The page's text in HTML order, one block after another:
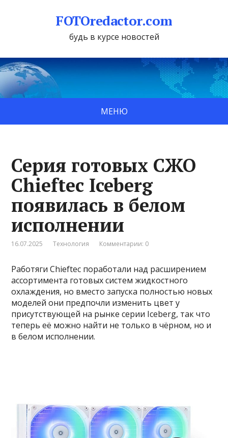
FOTOredactor.com
будь в курсе новостей
МЕНЮ
Серия готовых СЖО
Chieftec Iceberg
появилась в белом
исполнении
16.07.2025 Технология Комментарии: 0
Работяги Chieftec поработали над расширением
ассортимента готовых систем жидкостного
охлаждения, но вместо запуска полностью новых
моделей они предпочли изменить цвет у
присутствующей на рынке серии Iceberg, так что
теперь её можно найти не только в чёрном, но и
в белом исполнении.